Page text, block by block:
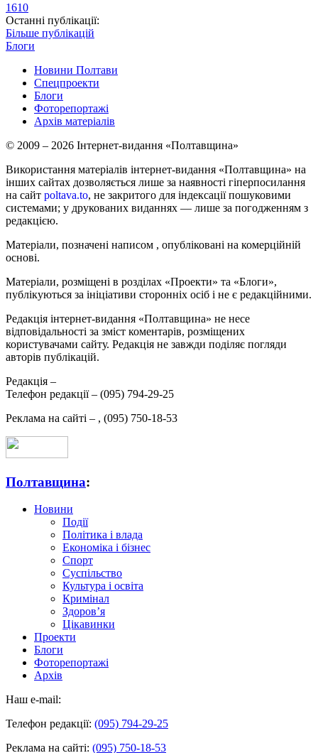
1610
Останні публікації:
Більше публікацій
Блоги
Новини Полтави
Спецпроекти
Блоги
Фоторепортажі
Архів матеріалів
© 2009 – 2026 Інтернет-видання «Полтавщина»
Використання матеріалів інтернет-видання «Полтавщина» на
інших сайтах дозволяється лише за наявності гіперпосилання
на сайт poltava.to, не закритого для індексації пошуковими
системами; у друкованих виданнях — лише за погодженням з
редакцією.
Матеріали, позначені написом , опубліковані на комерційній
основі.
Матеріали, розміщені в розділах «Проекти» та «Блоги»,
публікуються за ініціативи сторонніх осіб і не є редакційними.
Редакція інтернет-видання «Полтавщина» не несе
відповідальності за зміст коментарів, розміщених
користувачами сайту. Редакція не завжди поділяє погляди
авторів публікацій.
Редакція –
Телефон редакції – (095) 794-29-25
Реклама на сайті – , (095) 750-18-53
Полтавщина:
Новини
Події
Політика і влада
Економіка і бізнес
Спорт
Суспільство
Культура і освіта
Кримінал
Здоров’я
Цікавинки
Проекти
Блоги
Фоторепортажі
Архів
Наш e-mail:
Телефон редакції: (095) 794-29-25
Реклама на сайті: (095) 750-18-53